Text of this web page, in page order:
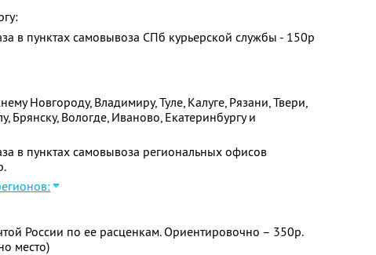
в пунктах самовывоза СПб курьерской службы - 150р
Новгороду, Владимиру, Туле, Калуге, Рязани, Твери,
Брянску, Вологде, Иваново, Екатеринбургу и
в пунктах самовывоза региональных офисов
России по ее расценкам. Ориентировочно – 350р.
место)